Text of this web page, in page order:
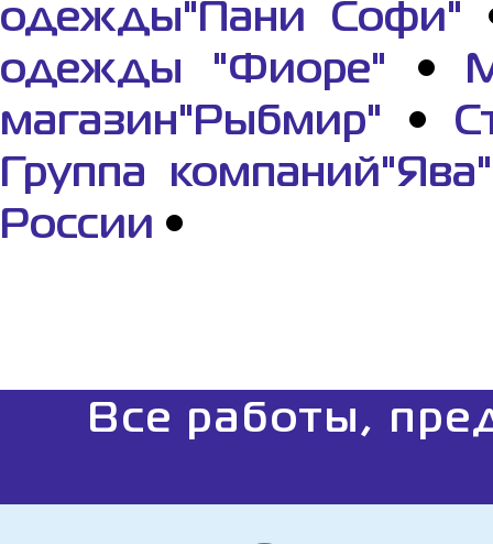
одежды"Пани Софи"
одежды "Фиоре" •
магазин"Рыбмир" •
Группа компаний"Ява"
России •
Все работы,